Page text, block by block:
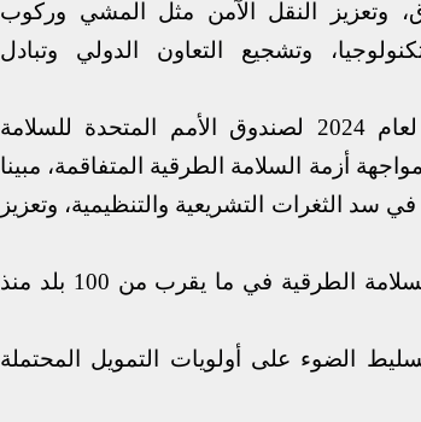
وتعزيز النقل الآمن مثل المشي وركوب
وتشجيع التعاون الدولي وتبادل
يذكر أن هذا الاجتماع تميز بعرض التقرير السنوي لعام 2024 لصندوق الأمم المتحدة للسلامة
أزمة السلامة الطرقية المتفاقمة، مبينا
سد الثغرات التشريعية والتنظيمية، وتعزيز
وأشار التقرير إلى إسهامات الصندوق في النهوض بالسلامة الطرقية في ما يقرب من 100 بلد منذ
التقييم المستقل لعام 2025، تم تسليط الضوء على أولويات التمويل المحتملة